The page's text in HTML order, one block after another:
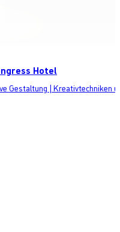
Hotel
Gestaltung | Kreativtechniken